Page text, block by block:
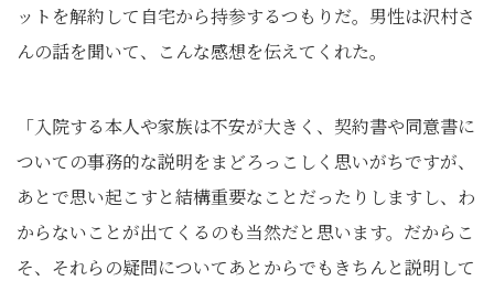
ットを解約して自宅から持参するつもりだ。男性は沢村さ
んの話を聞いて、こんな感想を伝えてくれた。
「入院する本人や家族は不安が大きく、契約書や同意書に
ついての事務的な説明をまどろっこしく思いがちですが、
あとで思い起こすと結構重要なことだったりしますし、わ
からないことが出てくるのも当然だと思います。だからこ
そ、それらの疑問についてあとからでもきちんと説明して